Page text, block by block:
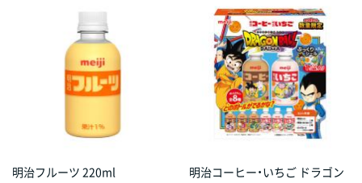
明治フルーツ 220ml
明治コーヒー・いちご ドラゴン